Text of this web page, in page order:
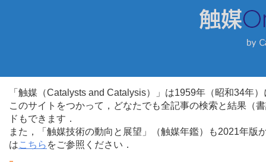
「触媒（Catalysts and Catalysis）」は1959年（昭和34年
このサイトをつかって，どなたでも全記事の検索と結果（
ドもできます．
また，「触媒技術の動向と展望」（触媒年鑑）も2021年
はこちら をご参照ください．